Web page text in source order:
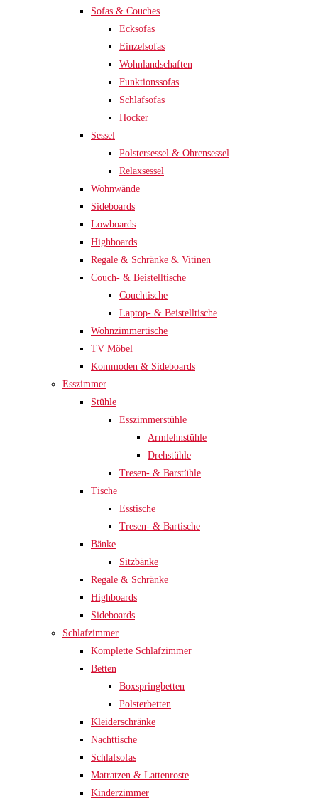
Sofas & Couches
Ecksofas
Einzelsofas
Wohnlandschaften
Funktionssofas
Schlafsofas
Hocker
Sessel
Polstersessel & Ohrensessel
Relaxsessel
Wohnwände
Sideboards
Lowboards
Highboards
Regale & Schränke & Vitinen
Couch- & Beistelltische
Couchtische
Laptop- & Beistelltische
Wohnzimmertische
TV Möbel
Kommoden & Sideboards
Esszimmer
Stühle
Esszimmerstühle
Armlehnstühle
Drehstühle
Tresen- & Barstühle
Tische
Esstische
Tresen- & Bartische
Bänke
Sitzbänke
Regale & Schränke
Highboards
Sideboards
Schlafzimmer
Komplette Schlafzimmer
Betten
Boxspringbetten
Polsterbetten
Kleiderschränke
Nachttische
Schlafsofas
Matratzen & Lattenroste
Kinderzimmer